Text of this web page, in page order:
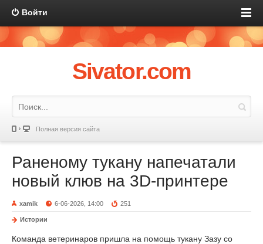
Войти
Sivator.com
Полная версия сайта
Раненому тукану напечатали
новый клюв на 3D-принтере
xamik 6-06-2026, 14:00 251
Истории
Команда ветеринаров пришла на помощь тукану Зазу со